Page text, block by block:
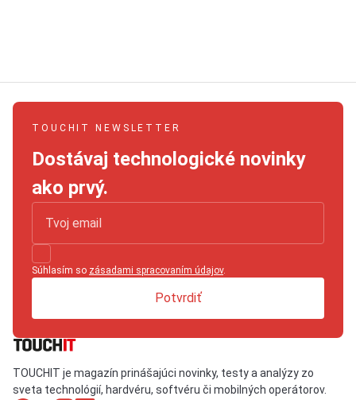
TOUCHIT NEWSLETTER
Dostávaj technologické novinky
ako prvý.
Súhlasím so zásadami spracovaním údajov.
Potvrdiť
TOUCHIT je magazín prinášajúci novinky, testy a analýzy zo
sveta technológií, hardvéru, softvéru či mobilných operátorov.